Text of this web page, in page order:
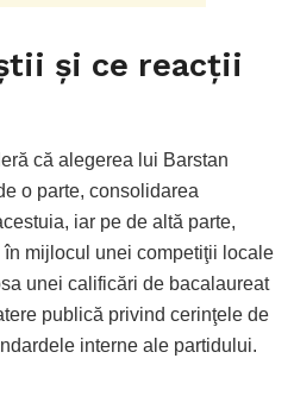
şi ce reacţii
că alegerea lui Barstan
o parte, consolidarea
iar pe de altă parte,
mijlocul unei competiţii locale
unei calificări de bacalaureat
publică privind cerinţele de
interne ale partidului.